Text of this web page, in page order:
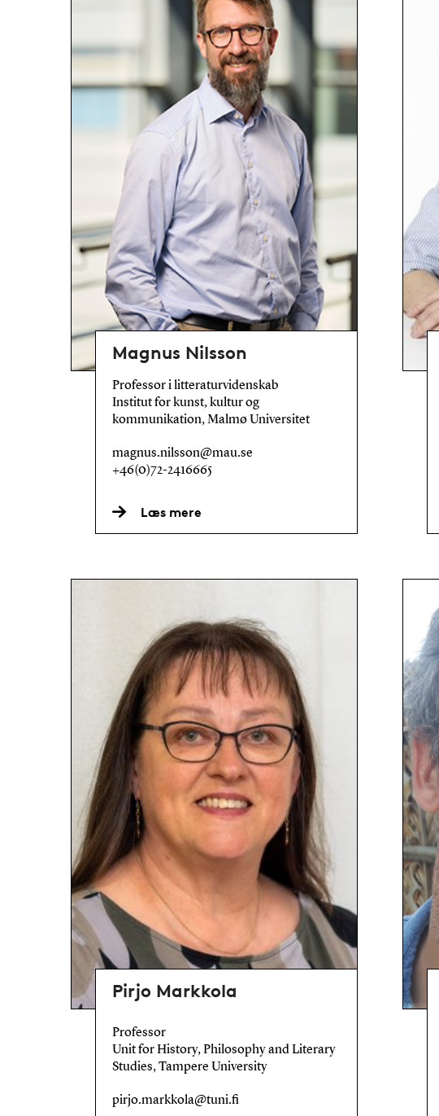
Magnus Nilsson
Professor i litteraturvidenskab
Institut for kunst, kultur og
kommunikation, Malmø Universitet
magnus.nilsson@mau.se
+46(0)72-2416665
Læs mere
Pirjo Markkola
Professor
Unit for History, Philosophy and Literary
Studies, Tampere University
pirjo.markkola@tuni.fi